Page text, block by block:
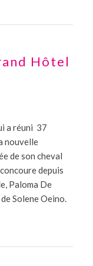
Hôtel
a réuni 37
nouvelle
de son cheval
depuis
Paloma De
Solene Oeino.